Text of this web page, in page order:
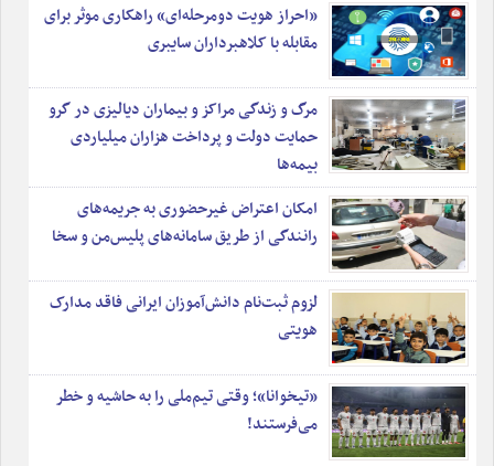
«احراز هویت دومرحله‌ای» راهکاری موثر برای
مقابله با کلاهبرداران سایبری
مرگ و زندگی مراکز و بیماران دیالیزی در گرو
حمایت دولت و پرداخت هزاران میلیاردی
بیمه‌ها
امکان اعتراض غیرحضوری به جریمه‌های
رانندگی از طریق سامانه‌های پلیس‌من و سخا
لزوم ثبت‌نام دانش‌آموزان ایرانی فاقد مدارک
هویتی
«تیخوانا»؛ وقتی تیم‌ملی را به حاشیه و خطر
می‌فرستند!